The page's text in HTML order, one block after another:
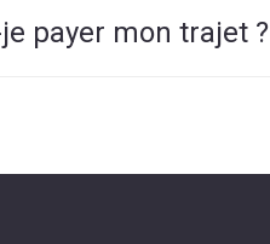
payer mon trajet ?